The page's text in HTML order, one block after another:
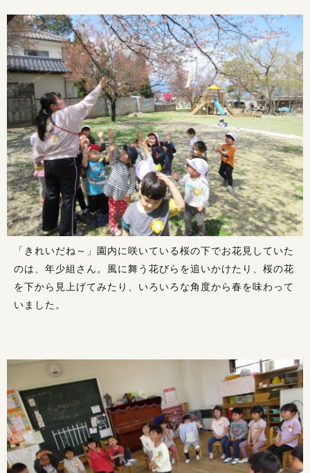
「きれいだね～」園内に咲いている桜の下でお花見していた
のは、年少組さん。風に舞う花びらを追いかけたり、桜の花
を下から見上げてみたり、いろいろな角度から春を味わって
いました。